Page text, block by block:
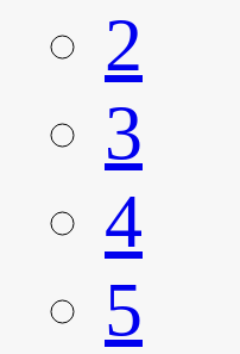
2
3
4
5